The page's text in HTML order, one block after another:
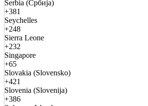
Serbia (Србија)
+381
Seychelles
+248
Sierra Leone
+232
Singapore
+65
Slovakia (Slovensko)
+421
Slovenia (Slovenija)
+386